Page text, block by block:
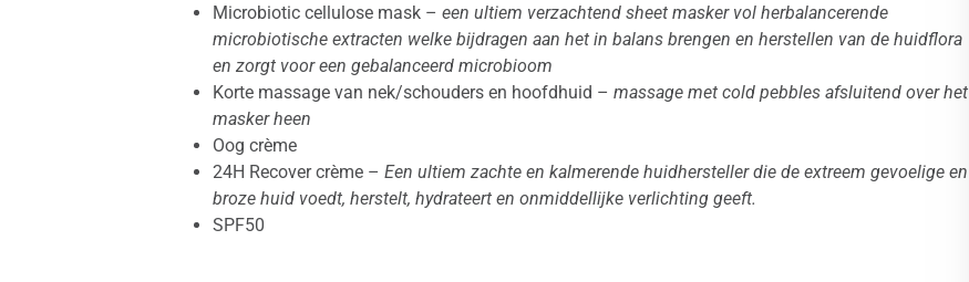
Microbiotic cellulose mask –een ultiem verzachtend sheet masker vol herbalancerende
microbiotische extracten welke bijdragen aan het in balans brengen en herstellen van de huidflora
en zorgt voor een gebalanceerd microbioom
Korte massage van nek/schouders en hoofdhuid –massage met cold pebbles afsluitend over het
masker heen
Oog crème
24H Recover crème –Een ultiem zachte en kalmerende huidhersteller die de extreem gevoelige en
broze huid voedt, herstelt, hydrateert en onmiddellijke verlichting geeft.
SPF50